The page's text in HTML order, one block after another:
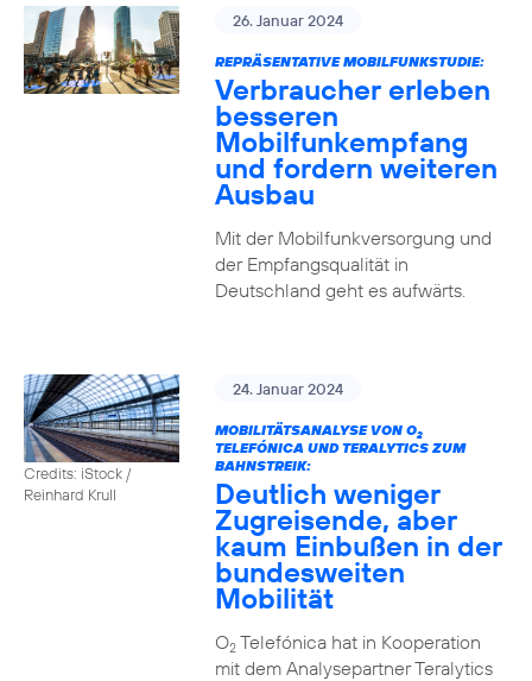
26. Januar 2024
REPRÄSENTATIVE MOBILFUNKSTUDIE:
Verbraucher erleben
besseren
Mobilfunkempfang
und fordern weiteren
Ausbau
Mit der Mobilfunkversorgung und
der Empfangsqualität in
Deutschland geht es aufwärts.
Credits: iStock /
Reinhard Krull
24. Januar 2024
MOBILITÄTSANALYSE VON O2
TELEFÓNICA UND TERALYTICS ZUM
BAHNSTREIK:
Deutlich weniger
Zugreisende, aber
kaum Einbußen in der
bundesweiten
Mobilität
O2Telefónica hat in Kooperation
mit dem Analysepartner Teralytics